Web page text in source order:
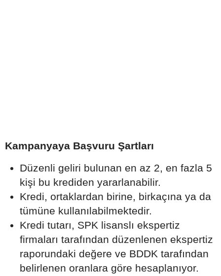
Kampanyaya Başvuru Şartları
Düzenli geliri bulunan en az 2, en fazla 5
kişi bu krediden yararlanabilir.
Kredi, ortaklardan birine, birkaçına ya da
tümüne kullanılabilmektedir.
Kredi tutarı, SPK lisanslı ekspertiz
firmaları tarafından düzenlenen ekspertiz
raporundaki değere ve BDDK tarafından
belirlenen oranlara göre hesaplanıyor.